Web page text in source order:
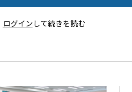
ログインして続きを読む